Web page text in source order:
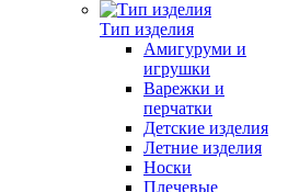
Тип изделия
Амигуруми и
игрушки
Варежки и
перчатки
Детские изделия
Летние изделия
Носки
Плечевые